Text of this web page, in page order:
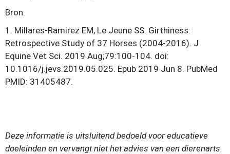
Bron:
1. Millares-Ramirez EM, Le Jeune SS. Girthiness:
Retrospective Study of 37 Horses (2004-2016). J
Equine Vet Sci. 2019 Aug;79:100-104. doi:
10.1016/j.jevs.2019.05.025. Epub 2019 Jun 8. PubMed
PMID: 31405487.
Deze informatie is uitsluitend bedoeld voor educatieve
doeleinden en vervangt niet het advies van een dierenarts.